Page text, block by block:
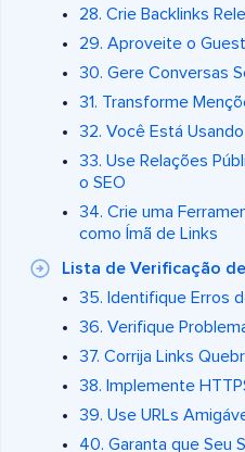
28. Crie Backlinks
29. Aproveite o
30. Gere Conversas
31. Transforme
32. Você Está
33. Use Relações
o SEO
34. Crie uma
como Ímã de Links
Lista de Verificação
35. Identifique Erros
36. Verifique
37. Corrija Links
38. Implemente
39. Use URLs
40. Garanta que Seu